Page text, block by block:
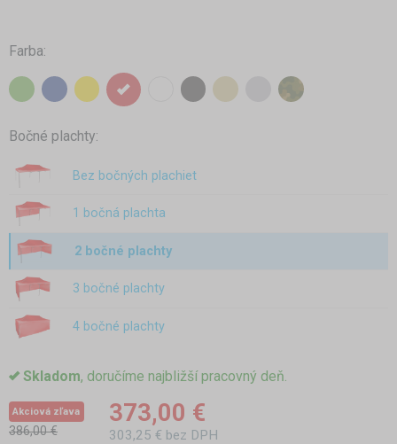
Farba:
Bočné plachty:
Bez bočných plachiet
1 bočná plachta
2 bočné plachty
3 bočné plachty
4 bočné plachty
Skladom, doručíme najbližší pracovný deň.
Akciová zľava
386,00 €
373,00 €
303,25 € bez DPH